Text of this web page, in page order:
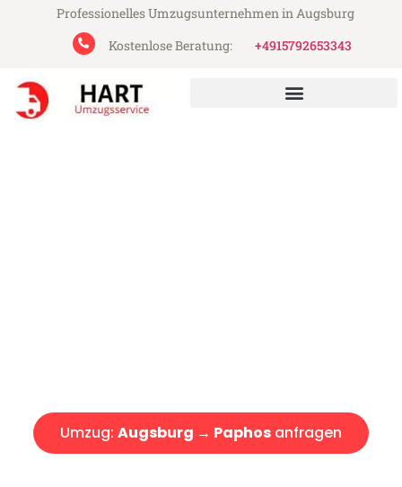
Professionelles Umzugsunternehmen in Augsburg
Kostenlose Beratung:
+4915792653343
Umzug: Augsburg → Paphos anfragen